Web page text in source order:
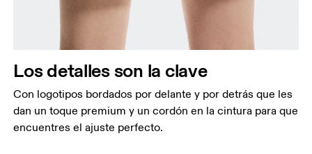
Los detalles son la clave
Con logotipos bordados por delante y por detrás que les
dan un toque premium y un cordón en la cintura para que
encuentres el ajuste perfecto.